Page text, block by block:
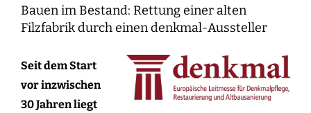
Bauen im Bestand: Rettung einer alten
Filzfabrik durch einen denkmal-Aussteller
Seit dem Start
vor inzwischen
30 Jahren liegt